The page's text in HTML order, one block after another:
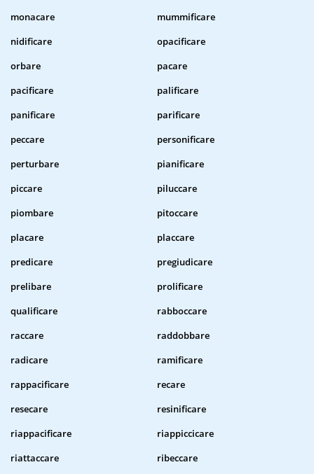
monacare
mummificare
nidificare
opacificare
orbare
pacare
pacificare
palificare
panificare
parificare
peccare
personificare
perturbare
pianificare
piccare
piluccare
piombare
pitoccare
placare
placcare
predicare
pregiudicare
prelibare
prolificare
qualificare
rabboccare
raccare
raddobbare
radicare
ramificare
rappacificare
recare
resecare
resinificare
riappacificare
riappiccicare
riattaccare
ribeccare